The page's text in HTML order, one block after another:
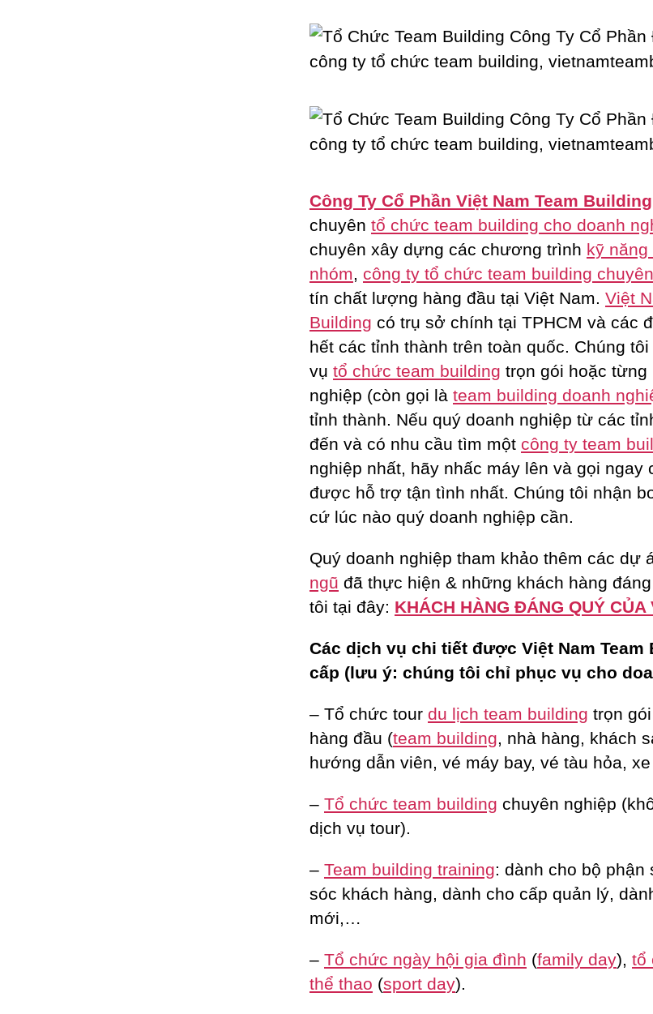
Công Ty Cổ Phần Việt Nam Team Building
chuyên tổ chức team building cho doanh
chuyên xây dựng các chương trình kỹ năng
nhóm
công ty tổ chức team building
tín chất lượng hàng đầu tại Việt Nam. Việt
Building có trụ sở chính tại TPHCM và các
hết các tỉnh thành trên toàn quốc. Chúng
vụ tổ chức team building trọn gói hoặc từng
nghiệp (còn gọi là team building doanh
tỉnh thành. Nếu quý doanh nghiệp từ các
đến và có nhu cầu tìm một công ty team
nghiệp nhất, hãy nhấc máy lên và gọi ngay
được hỗ trợ tận tình nhất. Chúng tôi nhận
cứ lúc nào quý doanh nghiệp cần.
Quý doanh nghiệp tham khảo thêm các dự
ngũ đã thực hiện & những khách hàng
tôi tại đây: KHÁCH HÀNG ĐÁNG QUÝ CỦA
Các dịch vụ chi tiết được Việt Nam Team
cấp (lưu ý: chúng tôi chỉ phục vụ cho
– Tổ chức tour du lịch team building trọn
hàng đầu (team building , nhà hàng, khách
hướng dẫn viên, vé máy bay, vé tàu hỏa, xe
– Tổ chức team building chuyên nghiệp
dịch vụ tour).
– Team building training: dành cho bộ phận
sóc khách hàng, dành cho cấp quản lý,
mới,…
– Tổ chức ngày hội gia đình (family day), tổ
thể thao (sport day).